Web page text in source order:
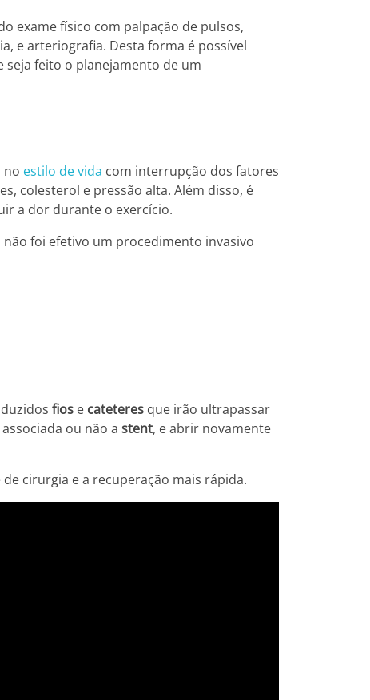
exame físico com palpação de pulsos,
e arteriografia. Desta forma é possível
seja feito o planejamento de um
no estilo de vida com interrupção dos fatores
colesterol e pressão alta. Além disso, é
a dor durante o exercício.
foi efetivo um procedimento invasivo
fios e cateteres que irão ultrapassar
ou não a stent, e abrir novamente
cirurgia e a recuperação mais rápida.